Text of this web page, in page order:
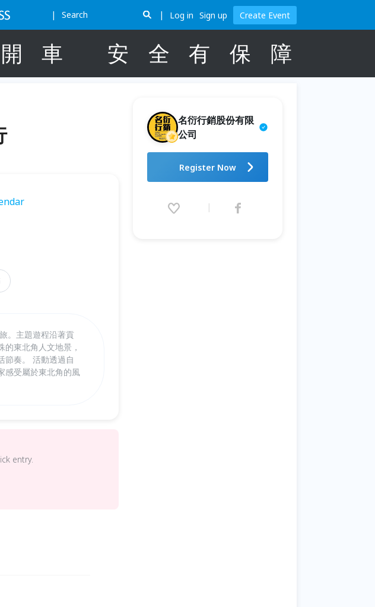
Search Log in Sign up Create Event
開 車 安 全 有 保 障
。主題遊程沿著貢
東北角人文地景，
節奏。 活動透過自
感受屬於東北角的風
entry.
名衍行銷股份有限
公司
2026.07.04 (Sat) 08:30 - 09.19
Register Now